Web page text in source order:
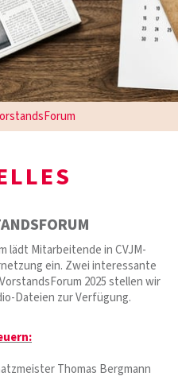
lädt Mitarbeitende in CVJM-
ein. Zwei interessante
2025 stellen wir
Dateien zur Verfügung.
Thomas Bergmann